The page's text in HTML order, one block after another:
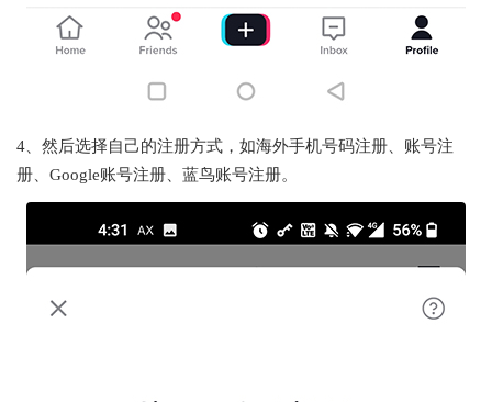
4、然后选择自己的注册方式，如海外手机号码注册、账号注
册、Google账号注册、蓝鸟账号注册。